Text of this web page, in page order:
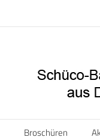
Broschüren